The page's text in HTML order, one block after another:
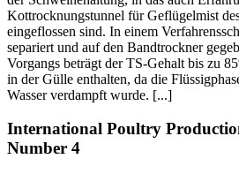
Kottrocknungstunnel für Geflügelmist
eingeflossen sind. In einem
separiert und auf den Bandtrockner
Vorgangs beträgt der TS-Gehalt bis zu
in der Gülle enthalten, da die
Wasser verdampft wurde. [...]
International Poultry
Number 4